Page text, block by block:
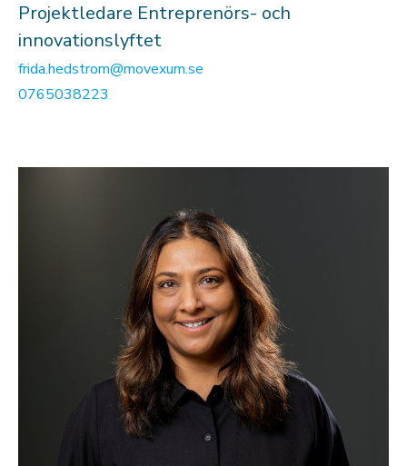
Projektledare Entreprenörs- och
innovationslyftet
frida.hedstrom@movexum.se
0765038223